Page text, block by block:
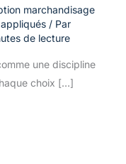
marchandisage
/ Par
de lecture
une discipline
choix […]